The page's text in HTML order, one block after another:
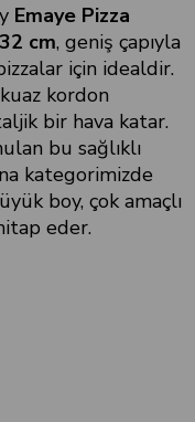
Emaye Pizza
cm, geniş çapıyla
için idealdir.
kordon
bir hava katar.
bu sağlıklı
kategorimizde
boy, çok amaçlı
eder.